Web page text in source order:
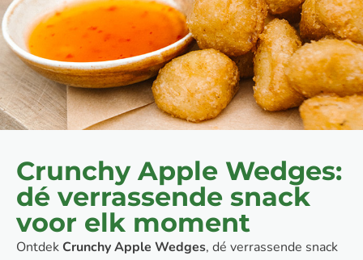
Crunchy Apple Wedges:
dé verrassende snack
voor elk moment
Ontdek Crunchy Apple Wedges, dé verrassende snack